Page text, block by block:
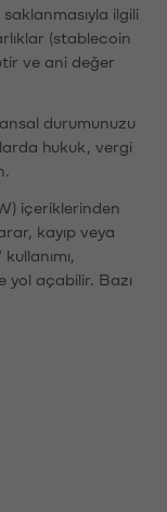
saklanmasıyla ilgili
(stablecoin
ve ani değer
durumunuzu
hukuk, vergi
içeriklerinden
kayıp veya
yol açabilir. Bazı